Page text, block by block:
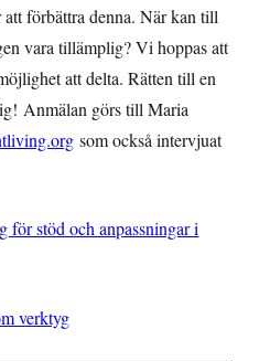
förbättra denna. När kan till
vara tillämplig? Vi hoppas att
att delta. Rätten till en
Anmälan görs till Maria
som också intervjuat
för stöd och anpassningar i
verktyg